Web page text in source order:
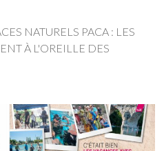
NATURELS PACA : LES
À L'OREILLE DES